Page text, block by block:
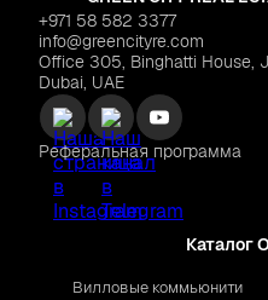
+971 58 582 3377
info@greencityre.com
Office 305, Binghatti House,
Dubai, UAE
Реферальная программа
Каталог
Вилловые коммьюнити